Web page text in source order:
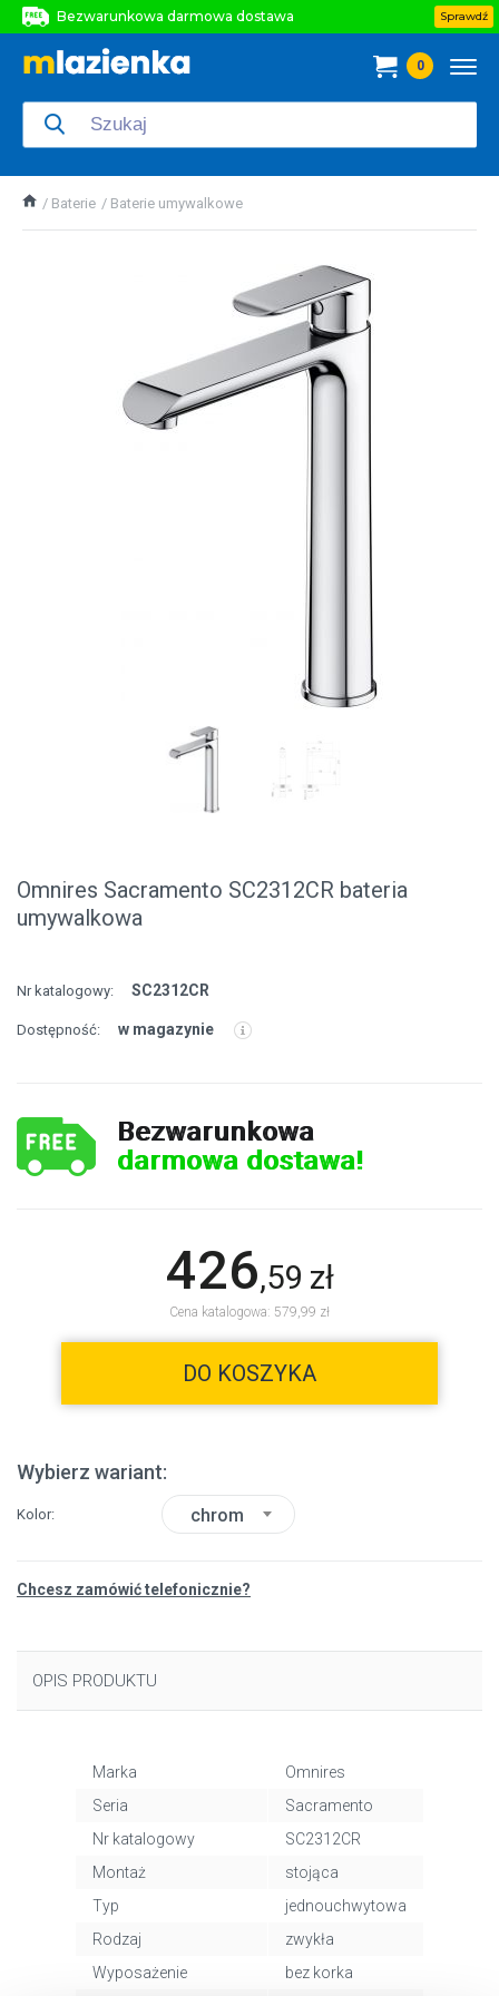
Bezwarunkowa darmowa dostawa
Bezwarunkowa darmowa dostawa
Sprawdź
0
Baterie Baterie umywalkowe
Omnires Sacramento SC2312CR bateria
umywalkowa
Nr katalogowy: SC2312CR
Dostępność: w magazynie
Bezwarunkowa
darmowa dostawa!
426,59 zł
Cena katalogowa: 579,99 zł
DO KOSZYKA
Wybierz wariant:
Kolor chrom
Chcesz zamówić telefonicznie?
OPIS PRODUKTU
Marka
Omnires
Seria
Sacramento
Nr katalogowy
SC2312CR
Montaż
stojąca
Typ
jednouchwytowa
Rodzaj
zwykła
Wyposażenie
bez korka